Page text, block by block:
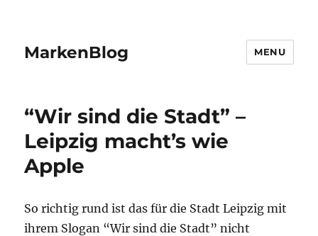
MarkenBlog MENU
“Wir sind die Stadt” –
Leipzig macht’s wie
Apple
So richtig rund ist das für die Stadt Leipzig mit
ihrem Slogan “Wir sind die Stadt” nicht